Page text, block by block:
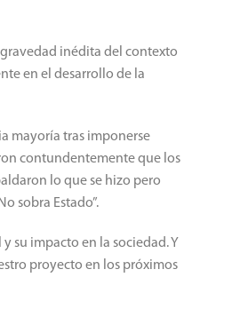
inédita del contexto
en el desarrollo de la
mayoría tras imponerse
contundentemente que los
lo que se hizo pero
sobra Estado”.
su impacto en la sociedad. Y
proyecto en los próximos